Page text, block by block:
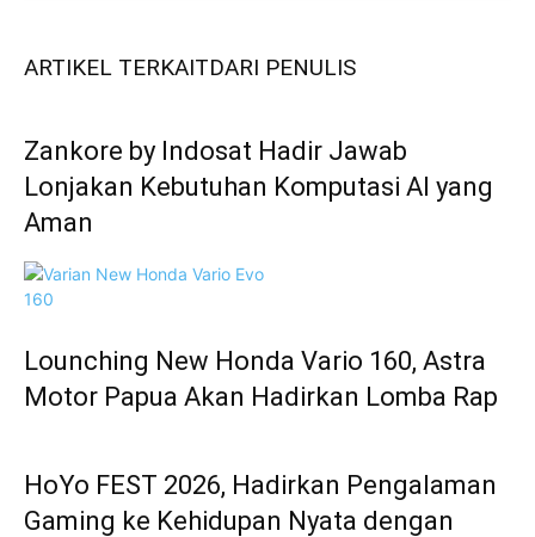
ARTIKEL TERKAITDARI PENULIS
Zankore by Indosat Hadir Jawab
Lonjakan Kebutuhan Komputasi AI yang
Aman
Lounching New Honda Vario 160, Astra
Motor Papua Akan Hadirkan Lomba Rap
HoYo FEST 2026, Hadirkan Pengalaman
Gaming ke Kehidupan Nyata dengan